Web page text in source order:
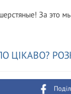
За это
ЦІКАВО?